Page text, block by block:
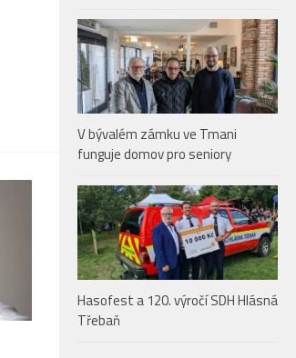
V bývalém zámku ve Tmani
funguje domov pro seniory
Hasofest a 120. výročí SDH Hlásná
Třebaň